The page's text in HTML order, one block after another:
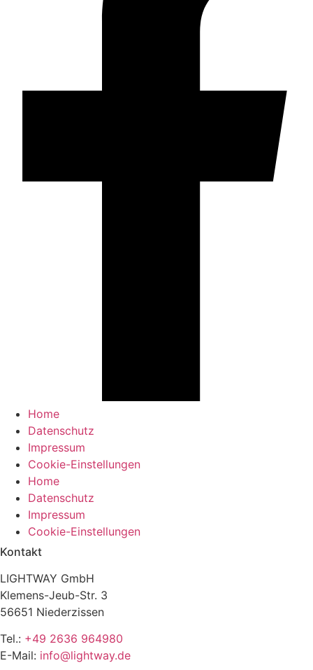
Home
Datenschutz
Impressum
Cookie-Einstellungen
Home
Datenschutz
Impressum
Cookie-Einstellungen
Kontakt
LIGHTWAY GmbH
Klemens-Jeub-Str. 3
56651 Niederzissen
Tel.: +49 2636 964980
E-Mail: info@lightway.de